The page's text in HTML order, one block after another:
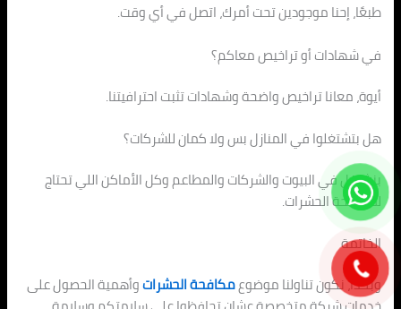
طبعًا، إحنا موجودين تحت أمرك، اتصل في أي وقت.
في شهادات أو تراخيص معاكم؟
أيوة، معانا تراخيص واضحة وشهادات تثبت احترافيتنا.
هل بتشتغلوا في المنازل بس ولا كمان للشركات؟
بنشتغل في البيوت والشركات والمطاعم وكل الأماكن اللي تحتاج
لمكافحة الحشرات.
الخاتمة
وبكدا، نكون تناولنا موضوعمكافحة الحشراتوأهمية الحصول على